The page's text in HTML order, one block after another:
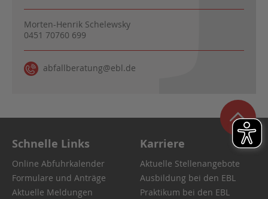
Morten-Henrik Schelewsky
0451 70760 699
abfallberatung@ebl.de
Schnelle Links
Online Abfuhrkalender
Formulare und Anträge
Aktuelle Meldungen
Karriere
Aktuelle Stellenangebote
Ausbildung bei den EBL
Praktikum bei den EBL